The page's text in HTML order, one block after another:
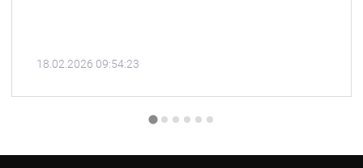
18.02.2026 09:54:23